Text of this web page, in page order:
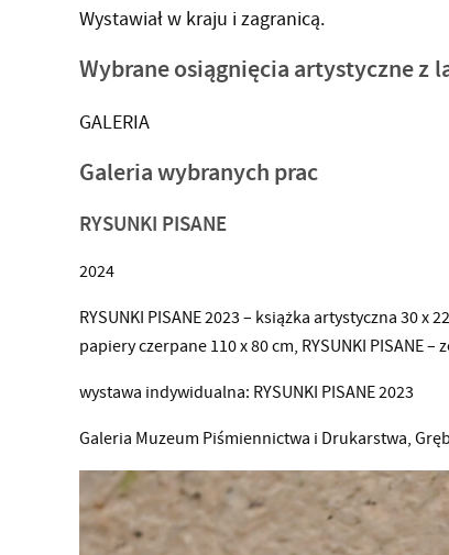
Wystawiał w kraju i zagranicą.
Wybrane osiągnięcia artystyczne z
GALERIA
Galeriawybranych prac
RYSUNKI PISANE
2024
RYSUNKI PISANE 2023 – książka artystyczna 30 x
papiery czerpane 110 x 80 cm, RYSUNKI PISANE
wystawa indywidualna: RYSUNKI PISANE 2023
Galeria Muzeum Piśmiennictwa i Drukarstwa,